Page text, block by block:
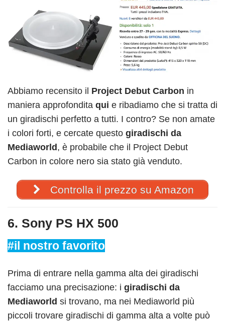
Abbiamo recensito il Project Debut Carbon in
maniera approfondita qui e ribadiamo che si tratta di
un giradischi perfetto a tutti. I contro? Se non amate
i colori forti, e cercate questo giradischi da
Mediaworld, è probabile che il Project Debut
Carbon in colore nero sia stato già venduto.
Controlla il prezzo su Amazon
6. Sony PS HX 500
#il nostro favorito
Prima di entrare nella gamma alta dei giradischi
facciamo una precisazione: i giradischi da
Mediaworld si trovano, ma nei Mediaworld più
piccoli trovare giradischi di gamma alta a volte può